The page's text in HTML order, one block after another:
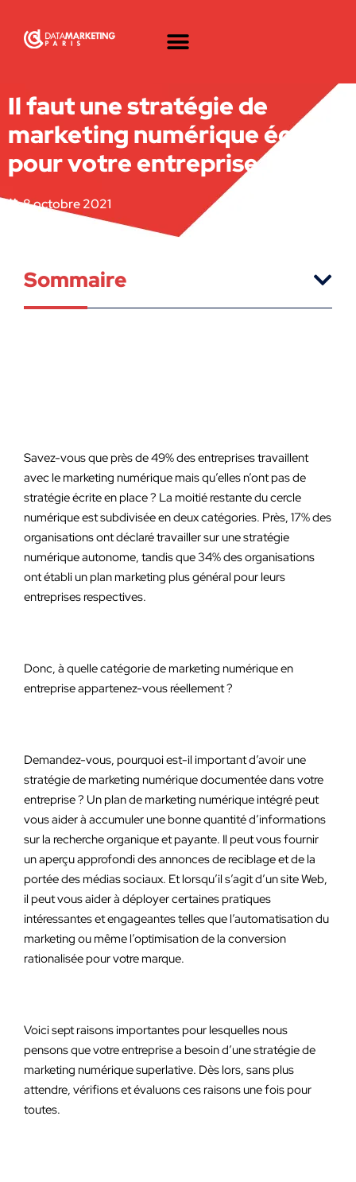
Il faut une stratégie de
marketing numérique écrite
pour votre entreprise
8 octobre 2021
Sommaire
Savez-vous que près de 49% des entreprises travaillent
avec le marketing numérique mais qu’elles n’ont pas de
stratégie écrite en place ? La moitié restante du cercle
numérique est subdivisée en deux catégories. Près, 17% des
organisations ont déclaré travailler sur une stratégie
numérique autonome, tandis que 34% des organisations
ont établi un plan marketing plus général pour leurs
entreprises respectives.
Donc, à quelle catégorie de marketing numérique en
entreprise appartenez-vous réellement ?
Demandez-vous, pourquoi est-il important d’avoir une
stratégie de marketing numérique documentée dans votre
entreprise ? Un plan de marketing numérique intégré peut
vous aider à accumuler une bonne quantité d’informations
sur la recherche organique et payante. Il peut vous fournir
un aperçu approfondi des annonces de reciblage et de la
portée des médias sociaux. Et lorsqu’il s’agit d’un site Web,
il peut vous aider à déployer certaines pratiques
intéressantes et engageantes telles que l’automatisation du
marketing ou même l’optimisation de la conversion
rationalisée pour votre marque.
Voici sept raisons importantes pour lesquelles nous
pensons que votre entreprise a besoin d’une stratégie de
marketing numérique superlative. Dès lors, sans plus
attendre, vérifions et évaluons ces raisons une fois pour
toutes.